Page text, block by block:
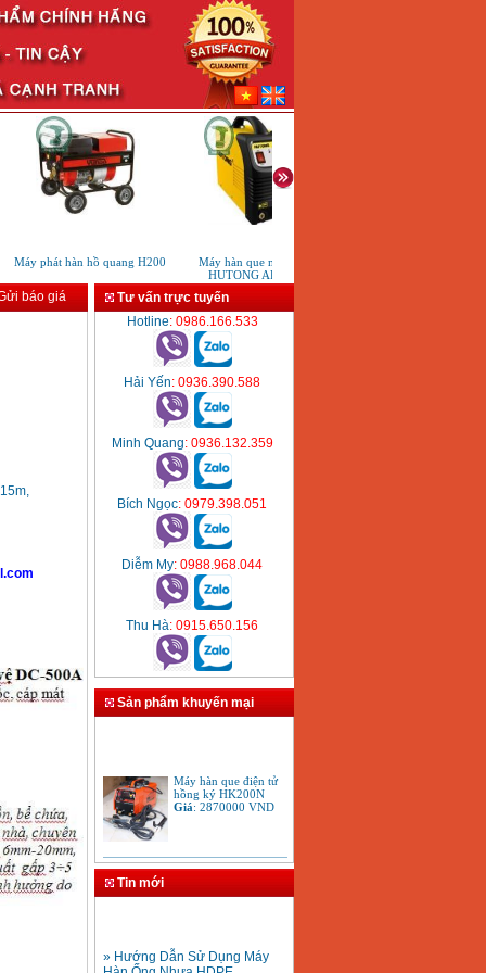
Máy phát hàn hồ quang H200
Máy hàn que một chiều
HUTONG ARC 200
báo giá
Tư vấn trực tuyến
Hotline: 0986.166.533
Hải Yến: 0936.390.588
Minh Quang: 0936.132.359
Bích Ngọc: 0979.398.051
Diễm My: 0988.968.044
Thu Hà: 0915.650.156
Sản phẩm khuyến mại
hồng ký HK200N
Giá: 2870000VND
Tay cắt mỏ cắt đèn cắt
gió đá oxy gas
Giá:650000VND
Tin mới
Hàn Ống Nhựa HDPE